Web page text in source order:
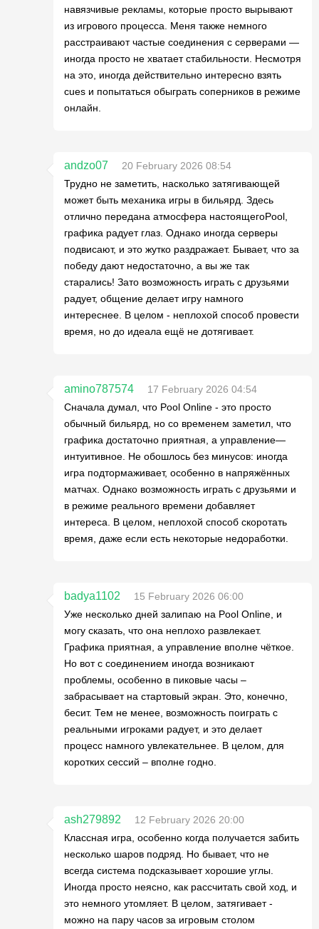
навязчивые рекламы, которые просто вырывают
из игрового процесса. Меня также немного
расстраивают частые соединения с серверами —
иногда просто не хватает стабильности. Несмотря
на это, иногда действительно интересно взять
cues и попытаться обыграть соперников в режиме
онлайн.
andzo07
20 February 2026 08:54
Трудно не заметить, насколько затягивающей
может быть механика игры в бильярд. Здесь
отлично передана атмосфера настоящегоPool,
графика радует глаз. Однако иногда серверы
подвисают, и это жутко раздражает. Бывает, что за
победу дают недостаточно, а вы же так
старались! Зато возможность играть с друзьями
радует, общение делает игру намного
интереснее. В целом - неплохой способ провести
время, но до идеала ещё не дотягивает.
amino787574
17 February 2026 04:54
Сначала думал, что Pool Online - это просто
обычный бильярд, но со временем заметил, что
графика достаточно приятная, а управление—
интуитивное. Не обошлось без минусов: иногда
игра подтормаживает, особенно в напряжённых
матчах. Однако возможность играть с друзьями и
в режиме реального времени добавляет
интереса. В целом, неплохой способ скоротать
время, даже если есть некоторые недоработки.
badya1102
15 February 2026 06:00
Уже несколько дней залипаю на Pool Online, и
могу сказать, что она неплохо развлекает.
Графика приятная, а управление вполне чёткое.
Но вот с соединением иногда возникают
проблемы, особенно в пиковые часы –
забрасывает на стартовый экран. Это, конечно,
бесит. Тем не менее, возможность поиграть с
реальными игроками радует, и это делает
процесс намного увлекательнее. В целом, для
коротких сессий – вполне годно.
ash279892
12 February 2026 20:00
Классная игра, особенно когда получается забить
несколько шаров подряд. Но бывает, что не
всегда система подсказывает хорошие углы.
Иногда просто неясно, как рассчитать свой ход, и
это немного утомляет. В целом, затягивает -
можно на пару часов за игровым столом